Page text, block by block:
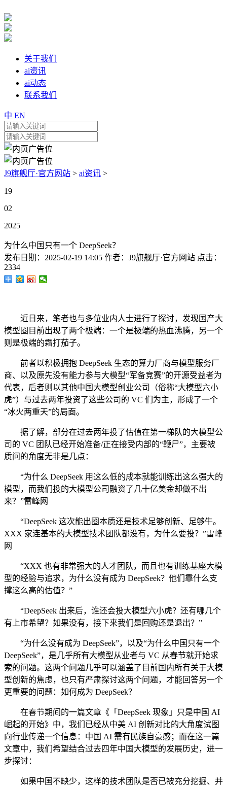
关于我们
ai资讯
ai动态
联系我们
中 EN
J9旗舰厅·官方网站 > ai资讯 >
19
02
2025
为什么中国只有一个 DeepSeek？
发布日期： 2025-02-19 14:05 作者： J9旗舰厅·官方网站 点击：
2334
近日来，笔者也与多位业内人士进行了探讨，发现国产大
模型圈目前出现了两个极端：一个是极端的热血沸腾，另一个
则是极端的霜打茄子。
前者以积极拥抱 DeepSeek 生态的算力厂商与模型服务厂
商、以及原先没有能力参与大模型“军备竞赛”的开源受益者为
代表，后者则以其他中国大模型创业公司（俗称“大模型六小
虎”）与过去两年投资了这些公司的 VC 们为主，形成了一个
“冰火两重天”的局面。
据了解，部分在过去两年投了估值在第一梯队的大模型公
司的 VC 团队已经开始准备/正在接受内部的“鞭尸”，主要被
质问的角度无非是几点：
“为什么 DeepSeek 用这么低的成本就能训练出这么强大的
模型，而我们投的大模型公司融资了几十亿美金却做不出
来？”雷峰网
“DeepSeek 这次能出圈本质还是技术足够创新、足够牛。
XXX 家连基本的大模型技术团队都没有，为什么要投？”雷峰
网
“XXX 也有非常强大的人才团队，而且也有训练基座大模
型的经验与追求，为什么没有成为 DeepSeek？他们靠什么支
撑这么高的估值？”
“DeepSeek 出来后，谁还会投大模型六小虎？还有哪几个
有上市希望？如果没有，接下来我们是回购还是退出？”
“为什么没有成为 DeepSeek”，以及“为什么中国只有一个
DeepSeek”，是几乎所有大模型从业者与 VC 从春节就开始求
索的问题。这两个问题几乎可以涵盖了目前国内所有关于大模
型创新的焦虑，也只有严肃探讨这两个问题，才能回答另一个
更重要的问题：如何成为 DeepSeek？
在春节期间的一篇文章《「DeepSeek 现象」只是中国 AI
崛起的开始》中，我们已经从中美 AI 创新对比的大角度试图
向行业传递一个信息：中国 AI 需有民族自豪感；而在这一篇
文章中，我们希望结合过去四年中国大模型的发展历史，进一
步探讨：
如果中国不缺少，这样的技术团队是否已被充分挖掘、并